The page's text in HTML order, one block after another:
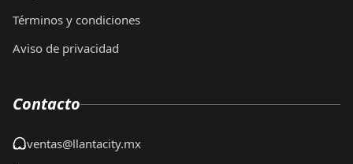
Términos y condiciones
Aviso de privacidad
Contacto
ventas@llantacity.mx